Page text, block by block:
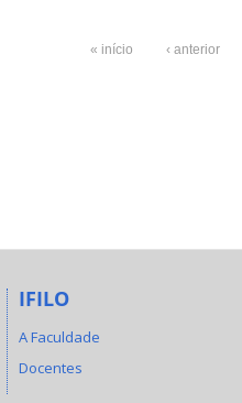
« início ‹ anterior
IFILO
A Faculdade
Docentes